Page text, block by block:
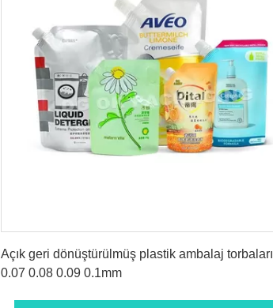
Açık geri dönüştürülmüş plastik ambalaj torbaları
0.07 0.08 0.09 0.1mm